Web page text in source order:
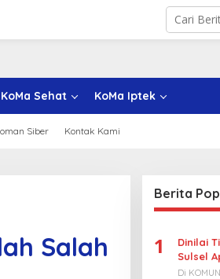
KoMa Sehat KoMa Iptek
Siber Kontak Kami
Salah
Berita
1
Dinilai
Sulsel
Di